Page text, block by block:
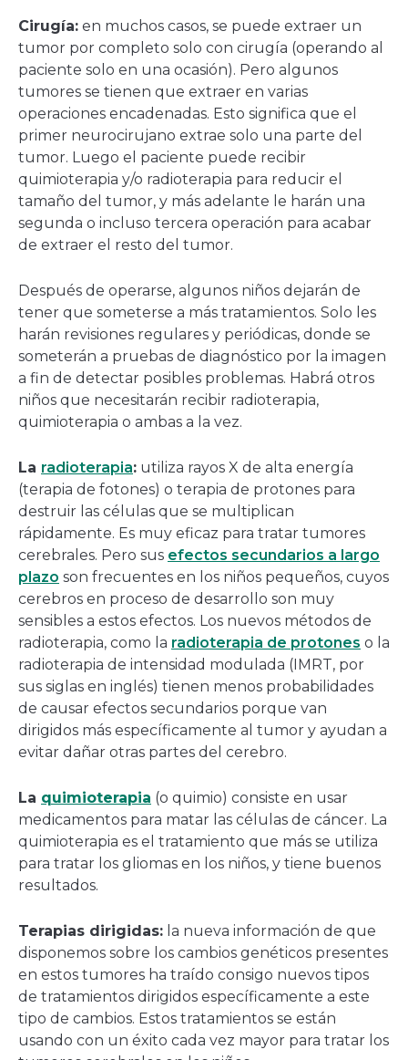
Cirugía: en muchos casos, se puede extraer un
tumor por completo solo con cirugía (operando al
paciente solo en una ocasión). Pero algunos
tumores se tienen que extraer en varias
operaciones encadenadas. Esto significa que el
primer neurocirujano extrae solo una parte del
tumor. Luego el paciente puede recibir
quimioterapia y/o radioterapia para reducir el
tamaño del tumor, y más adelante le harán una
segunda o incluso tercera operación para acabar
de extraer el resto del tumor.
Después de operarse, algunos niños dejarán de
tener que someterse a más tratamientos. Solo les
harán revisiones regulares y periódicas, donde se
someterán a pruebas de diagnóstico por la imagen
a fin de detectar posibles problemas. Habrá otros
niños que necesitarán recibir radioterapia,
quimioterapia o ambas a la vez.
La radioterapia: utiliza rayos X de alta energía
(terapia de fotones) o terapia de protones para
destruir las células que se multiplican
rápidamente. Es muy eficaz para tratar tumores
cerebrales. Pero sus efectos secundarios a largo
plazo son frecuentes en los niños pequeños, cuyos
cerebros en proceso de desarrollo son muy
sensibles a estos efectos. Los nuevos métodos de
radioterapia, como la radioterapia de protones o la
radioterapia de intensidad modulada (IMRT, por
sus siglas en inglés) tienen menos probabilidades
de causar efectos secundarios porque van
dirigidos más específicamente al tumor y ayudan a
evitar dañar otras partes del cerebro.
La quimioterapia (o quimio) consiste en usar
medicamentos para matar las células de cáncer. La
quimioterapia es el tratamiento que más se utiliza
para tratar los gliomas en los niños, y tiene buenos
resultados.
Terapias dirigidas: la nueva información de que
disponemos sobre los cambios genéticos presentes
en estos tumores ha traído consigo nuevos tipos
de tratamientos dirigidos específicamente a este
tipo de cambios. Estos tratamientos se están
usando con un éxito cada vez mayor para tratar los